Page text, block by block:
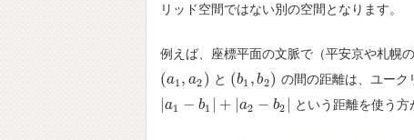
リッド空間ではない別の空間となります。
例えば、座標平面の文脈で（平安京や札幌
(a1 , a2 )
(a1 ,a2) と (b1 , b2)
(b1 ,b2) の間の距離は、ユーク
|a1 − b1 | + |a2 − b2 |
a1 −b1|+ a2− b2| という距離を使う方